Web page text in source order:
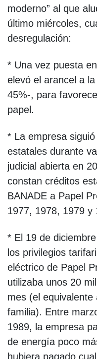
moderno” al que
último miércoles,
desregulación:
* Una vez puesta
elevó el arancel a
45%-, para
papel.
* La empresa
estatales durante
judicial abierta en
constan créditos
BANADE a Papel
1977, 1978, 1979 y
* El 19 de
los privilegios
eléctrico de Papel
utilizaba unos 20
mes (el
familia). Entre
1989, la empresa
de energía poco
hubiera pagado